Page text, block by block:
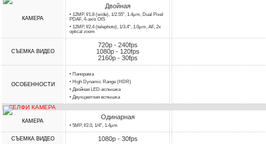
КАМЕРА
Двойная
• 12MP, f/1.8 (wide), 1/2.55", 1.4µm, Dual Pixel
PDAF, 4-axis OIS
• 12MP, f/2.4 (telephoto), 1/3.4", 1.0µm, AF, 2x
optical zoom
СЪЕМКА ВИДЕО
720p - 240fps
1080p - 120fps
2160p - 30fps
ОСОБЕННОСТИ
• Панорама
• High Dynamic Range (HDR)
• Двойная LED-вспышка
• Двухцветная вспышка
СЕЛФИ КАМЕРА
КАМЕРА
Одинарная
• 5MP, f/2.0, 1/4", 1.4µm
СЪЕМКА ВИДЕО 1080p - 30fps